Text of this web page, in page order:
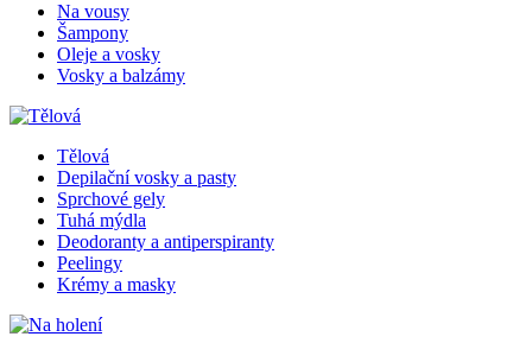
Na vousy
Šampony
Oleje a vosky
Vosky a balzámy
Tělová
Depilační vosky a pasty
Sprchové gely
Tuhá mýdla
Deodoranty a antiperspiranty
Peelingy
Krémy a masky